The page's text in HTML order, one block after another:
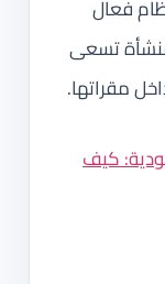
فعال
منشأة تسعى
مقراتها.
كيف